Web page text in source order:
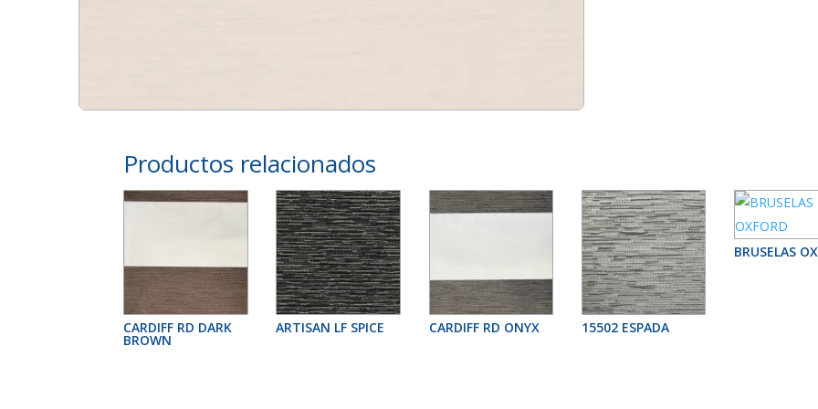
Productos relacionados
CARDIFF RD DARK
BROWN
ARTISAN LF SPICE CARDIFF RD ONYX 15502 ESPADA
BRUSELAS